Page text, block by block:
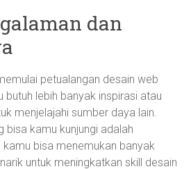
dan
petualangan desain web
butuh lebih banyak inspirasi atau
menjelajahi sumber daya lain.
bisa kamu kunjungi adalah
kamu bisa menemukan banyak
untuk meningkatkan skill desain